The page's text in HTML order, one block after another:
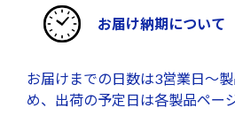
お届け納期について
お届けまでの日数は3営業日～
め、出荷の予定日は各製品ペー